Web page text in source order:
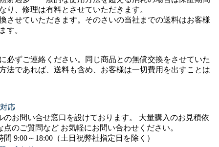
、修理は有料とさせていただきます。
させていただきます。そのさいの当社までの送料はお客様
す。
ずご連絡ください。同じ商品との無償交換をさせていた
法であれば、送料も含め、お客様は一切費用を出すことは
のお問い合せ窓口を設けております。 大量購入のお見積依
点のご質問など お気軽にお問い合わせください。
～18:00（土日祝弊社指定日を除く）